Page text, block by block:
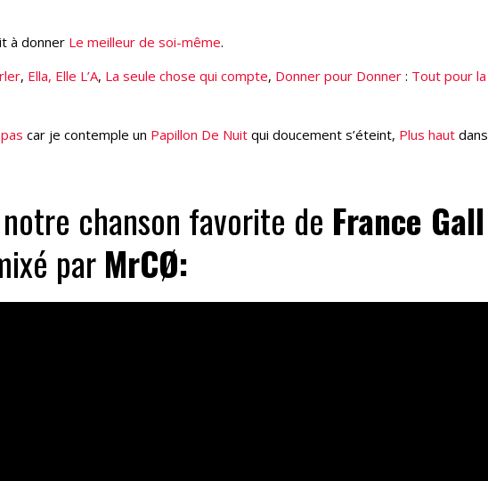
à donner Le meilleur de soi-même.
, Ella, Elle L’A, La seule chose qui compte, Donner pour Donner : Tout pour la
car je contemple un Papillon De Nuit qui doucement s’éteint, Plus haut dans
chanson favorite de France Gall
parMrCØ: